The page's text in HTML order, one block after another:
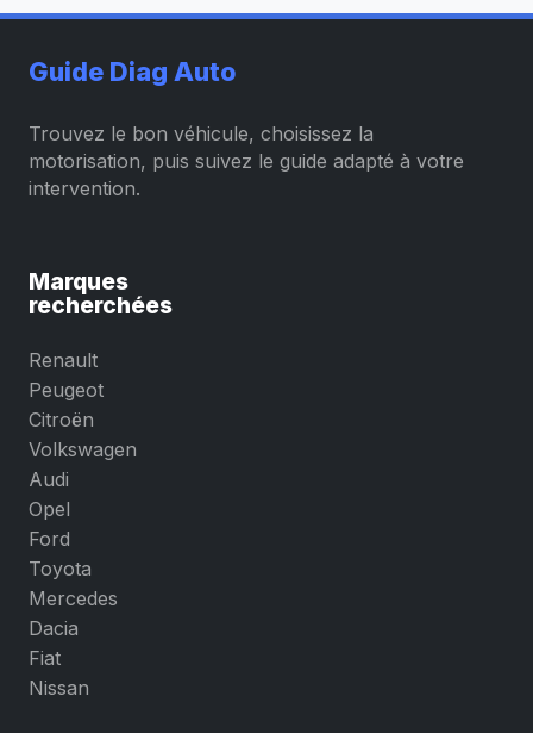
Guide Diag Auto
Trouvez le bon véhicule, choisissez la
motorisation, puis suivez le guide adapté à votre
intervention.
Marques
recherchées
Renault
Peugeot
Citroën
Volkswagen
Audi
Opel
Ford
Toyota
Mercedes
Dacia
Fiat
Nissan